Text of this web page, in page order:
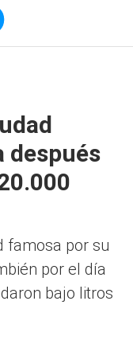
después
famosa por su
por el día
bajo litros